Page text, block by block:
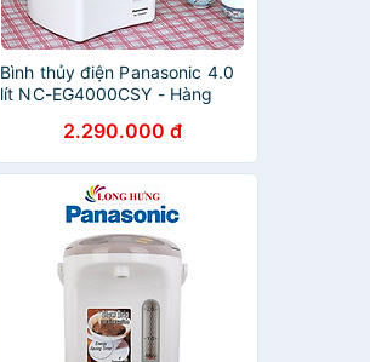
Bình thủy điện Panasonic 4.0
lít NC-EG4000CSY - Hàng
2.290.000 đ